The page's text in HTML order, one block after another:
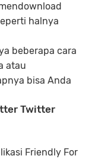
halnya
beberapa cara
atau
bisa Anda
Twitter
Friendly For